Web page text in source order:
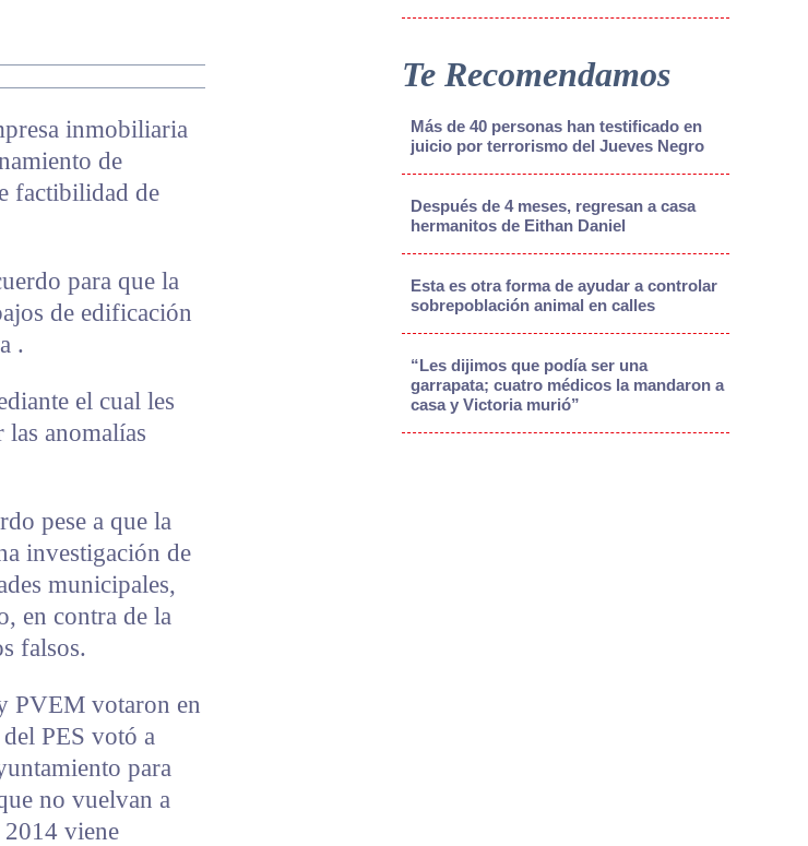
inmobiliaria
de
factibilidad de
para que la
de edificación
.
el cual les
anomalías
pese a que la
investigación de
municipales,
en contra de la
falsos.
PVEM votaron en
PES votó a
para
no vuelvan a
2014 viene
Te Recomendamos
Más de 40 personas han testificado en
juicio por terrorismo del Jueves Negro
Después de 4 meses, regresan a casa
hermanitos de Eithan Daniel
Esta es otra forma de ayudar a controlar
sobrepoblación animal en calles
“Les dijimos que podía ser una
garrapata; cuatro médicos la mandaron a
casa y Victoria murió”